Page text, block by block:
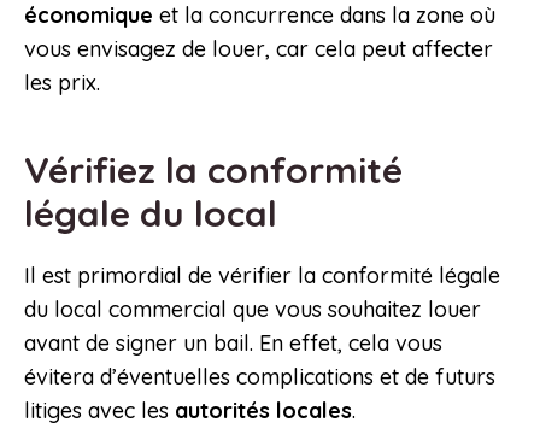
économique et la concurrence dans la zone où
vous envisagez de louer, car cela peut affecter
les prix.
Vérifiez la conformité
légale du local
Il est primordial de vérifier la conformité légale
du local commercial que vous souhaitez louer
avant de signer un bail. En effet, cela vous
évitera d’éventuelles complications et de futurs
litiges avec les autorités locales.